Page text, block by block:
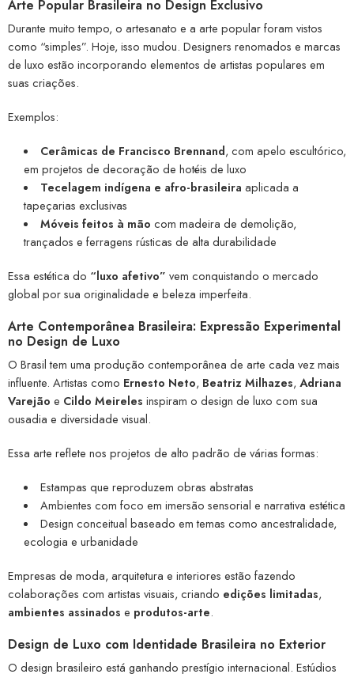
Arte Popular Brasileira no Design Exclusivo
Durante muito tempo, o artesanato e a arte popular foram vistos
como “simples”. Hoje, isso mudou. Designers renomados e marcas
de luxo estão incorporando elementos de artistas populares em
suas criações.
Exemplos:
Cerâmicas de Francisco Brennand, com apelo escultórico,
em projetos de decoração de hotéis de luxo
Tecelagem indígena e afro-brasileira aplicada a
tapeçarias exclusivas
Móveis feitos à mão com madeira de demolição,
trançados e ferragens rústicas de alta durabilidade
Essa estética do “luxo afetivo” vem conquistando o mercado
global por sua originalidade e beleza imperfeita.
Arte Contemporânea Brasileira: Expressão Experimental
no Design de Luxo
O Brasil tem uma produção contemporânea de arte cada vez mais
influente. Artistas como Ernesto Neto, Beatriz Milhazes, Adriana
Varejão e Cildo Meireles inspiram o design de luxo com sua
ousadia e diversidade visual.
Essa arte reflete nos projetos de alto padrão de várias formas:
Estampas que reproduzem obras abstratas
Ambientes com foco em imersão sensorial e narrativa estética
Design conceitual baseado em temas como ancestralidade,
ecologia e urbanidade
Empresas de moda, arquitetura e interiores estão fazendo
colaborações com artistas visuais, criando edições limitadas,
ambientes assinados e produtos-arte.
Design de Luxo com Identidade Brasileira no Exterior
O design brasileiro está ganhando prestígio internacional. Estúdios